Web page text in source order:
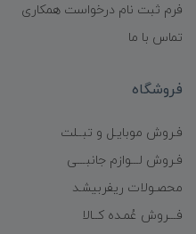
فرم ثبت نام درخواست همکاری
تماس با ما
فروشگاه
فـروش موبایـل و تبــلت
فـروش لـــوازم جانبـــی
محصـولات ریفربیشـد
فـــروش عُمـده کــالا